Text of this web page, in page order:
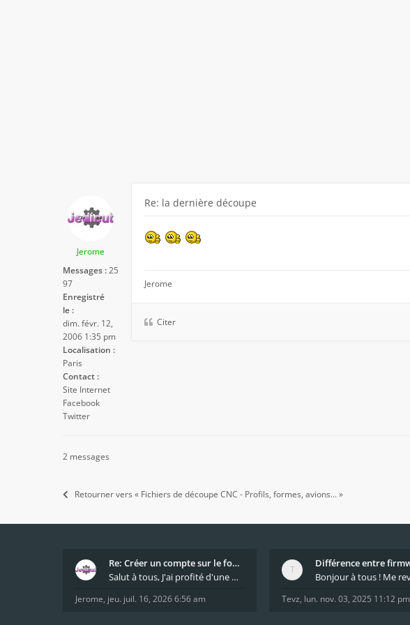
Jerome
Messages :25
97
Enregistré
le :
dim. févr. 12,
2006 1:35 pm
Localisation :
Paris
Contact :
Site Internet
Facebook
Twitter
Re: la dernière découpe
Jerome
Citer
2 messages
Retourner vers « Fichiers de découpe CNC - Profils, formes, avions... »
Re: Créer un compte sur le forum / Create forum us
Salut à tous, J'ai profité d'une mise à jour du s
Jerome, jeu. juil. 16, 2026 6:56 am Tevz, lun. nov. 03, 2025 11:12 pm